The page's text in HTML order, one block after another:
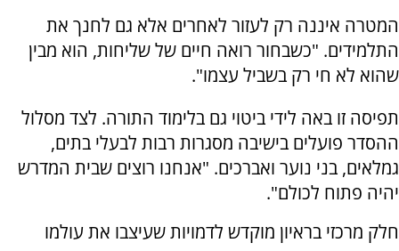
המטרה איננה רק לעזור לאחרים אלא גם לחנך את
התלמידים. "כשבחור רואה חיים של שליחות, הוא מבין
שהוא לא חי רק בשביל עצמו".
תפיסה זו באה לידי ביטוי גם בלימוד התורה. לצד מסלול
ההסדר פועלים בישיבה מסגרות רבות לבעלי בתים,
גמלאים, בני נוער ואברכים. "אנחנו רוצים שבית המדרש
יהיה פתוח לכולם".
חלק מרכזי בראיון מוקדש לדמויות שעיצבו את עולמו